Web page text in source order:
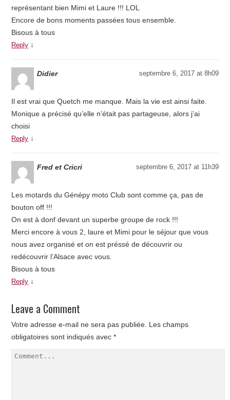
représentant bien Mimi et Laure !!! LOL
Encore de bons moments passées tous ensemble.
Bisous à tous
Reply ↓
Didier septembre 6, 2017 at 8h09
Il est vrai que Quetch me manque. Mais la vie est ainsi faite.
Monique a précisé qu’elle n’était pas partageuse, alors j’ai
choisi
Reply ↓
Fred et Cricri septembre 6, 2017 at 11h39
Les motards du Génépy moto Club sont comme ça, pas de
bouton off !!!
On est à donf devant un superbe groupe de rock !!!
Merci encore à vous 2, laure et Mimi pour le séjour que vous
nous avez organisé et on est préssé de découvrir ou
redécouvrir l’Alsace avec vous.
Bisous à tous
Reply ↓
Leave a Comment
Votre adresse e-mail ne sera pas publiée. Les champs
obligatoires sont indiqués avec*